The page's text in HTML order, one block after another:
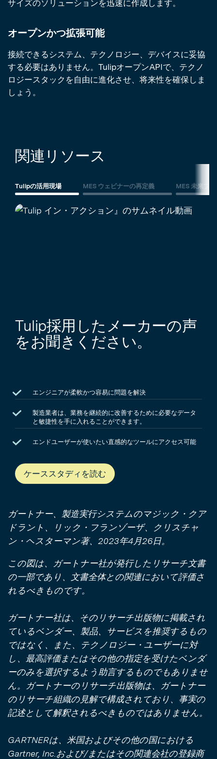
サイズのソリューションを迅速に作成します。
オープンかつ拡張可能
接続できるシステム、テクノロジー、デバイスに妥協
する必要はありません。TulipオープンAPIで、テクノ
ロジースタックを自由に進化させ、将来性を確保しま
しょう。
関連リソース
Tulipの活用現場 MES ウェビナーの再定義 MES 未来ブ
Tulip採用したメーカーの声
をお聞きください。
エンジニアが柔軟かつ容易に問題を解決
製造業者は、業務を継続的に改善するために必要なデータ
と敏捷性を手に入れることができます。
エンドユーザーが使いたい直感的なツールにアクセス可能
ケーススタディを読む
ガートナー、製造実行システムのマジック・クア
ドラント、リック・フランゾーザ、クリスチャ
ン・ヘスターマン著、2023年4月26日。
この図は、ガートナー社が発行したリサーチ文書
の一部であり、文書全体との関連において評価さ
れるべきものです。
ガートナー社は、そのリサーチ出版物に掲載され
ているベンダー、製品、サービスを推奨するもの
ではなく、また、テクノロジー・ユーザーに対
し、最高評価またはその他の指定を受けたベンダ
ーのみを選択するよう助言するものでもありませ
ん。ガートナーのリサーチ出版物は、ガートナー
のリサーチ組織の見解で構成されており、事実の
記述として解釈されるべきものではありません。
GARTNERは、米国およびその他の国における
Gartner, Inc.および/またはその関連会社の登録商